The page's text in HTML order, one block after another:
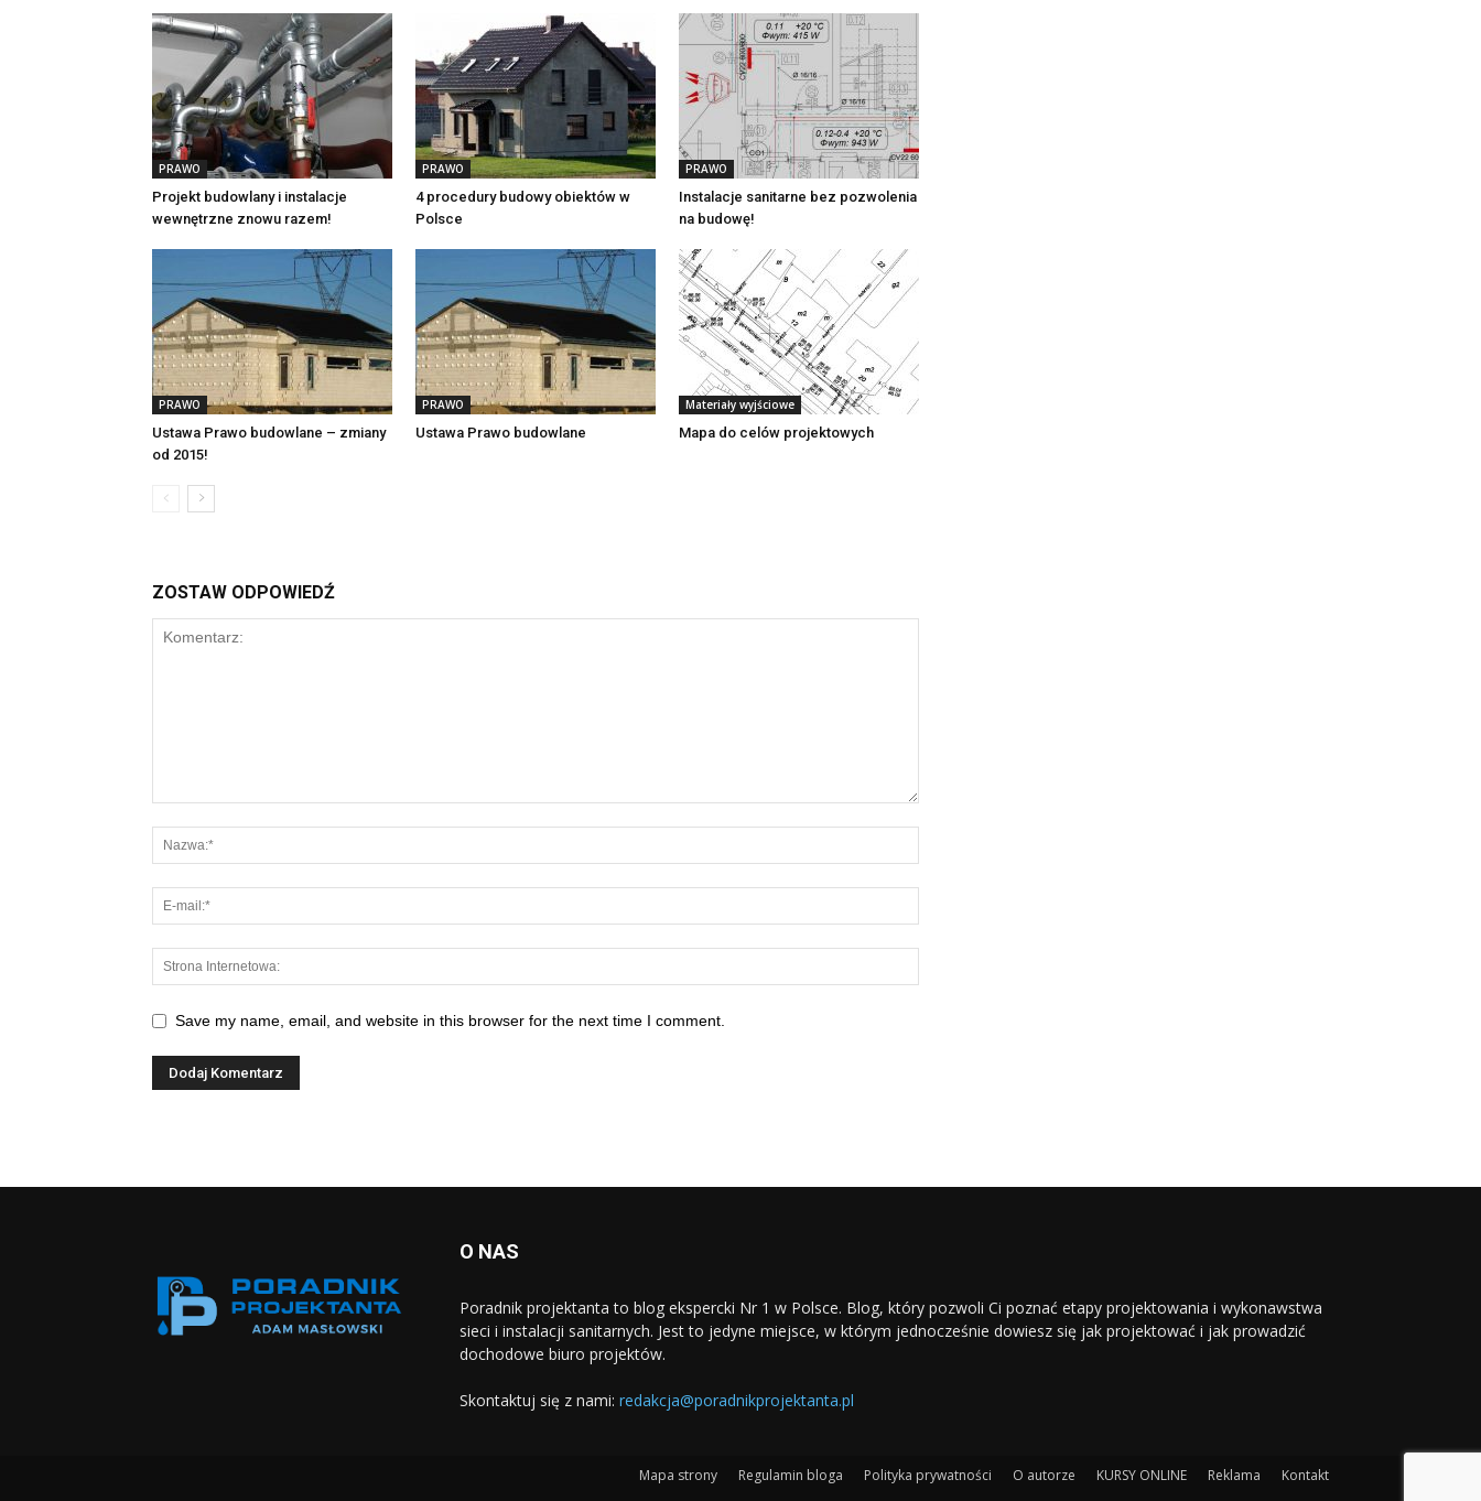
PRAWO
Projekt budowlany i instalacje
wewnętrzne znowu razem!
PRAWO
4 procedury budowy obiektów w
Polsce
PRAWO
Instalacje sanitarne bez pozwolenia
na budowę!
PRAWO
Ustawa Prawo budowlane – zmiany
od 2015!
PRAWO
Ustawa Prawo budowlane
Materiały wyjściowe
Mapa do celów projektowych
ZOSTAW ODPOWIEDŹ
Save my name, email, and website in this browser for the next time I comment.
O NAS
Poradnik projektanta to blog ekspercki Nr 1 w Polsce. Blog, który pozwoli Ci poznać etapy projektowania i wykonawstwa
sieci i instalacji sanitarnych. Jest to jedyne miejsce, w którym jednocześnie dowiesz się jak projektować i jak prowadzić
dochodowe biuro projektów.
Skontaktuj się z nami: redakcja@poradnikprojektanta.pl
Mapa strony Regulamin bloga Polityka prywatności O autorze KURSY ONLINE Reklama Kontakt